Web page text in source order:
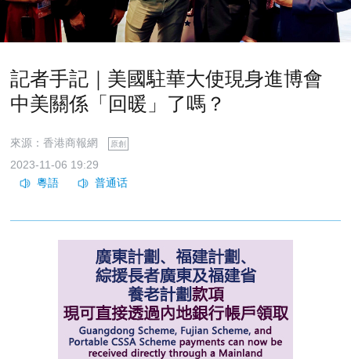
記者手記｜美國駐華大使現身進博會
中美關係「回暖」了嗎？
來源：香港商報網 原創
2023-11-06 19:29